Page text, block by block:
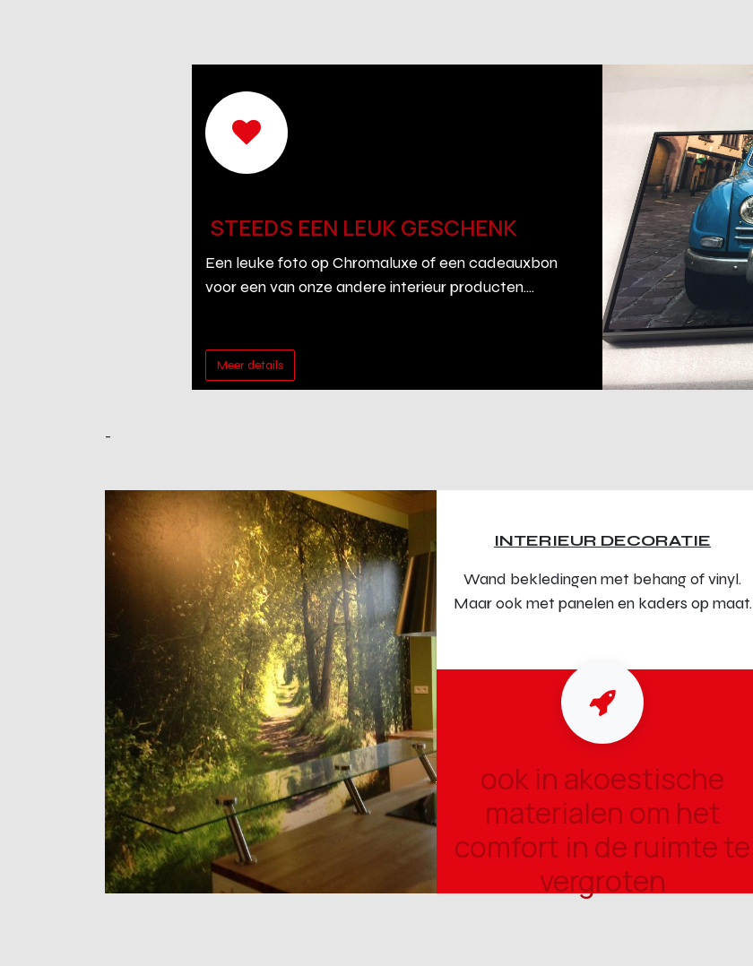
STEEDS EEN LEUK GESCHENK
Een leuke foto op Chromaluxe of een cadeauxbon
voor een van onze andere interieur producten....
Meer details
-
ook in akoestische
materialen om het
comfort in de ruimte te
vergroten
INTERIEUR DECORATIE
Wand bekledingen met behang of vinyl.
Maar ook met panelen en kaders op maat.